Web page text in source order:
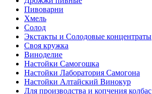
Пивоварни
Хмель
Солод
Экстакты и Солодовые концентраты
Своя кружка
Виноделие
Настойки Самогошка
Настойки Лаборатория Самогона
Настойки Алтайский Винокур
Для производства и копчения колбас